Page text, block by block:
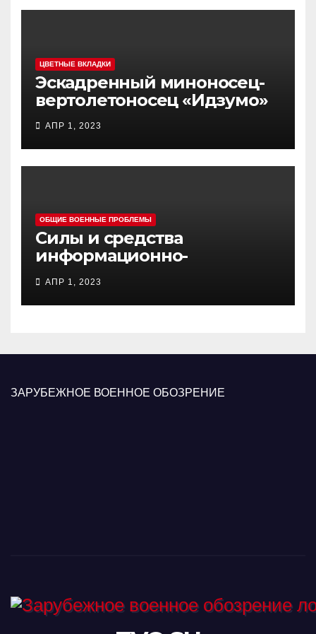
ЦВЕТНЫЕ ВКЛАДКИ
Эскадренный миноносец-
вертолетоносец «Идзумо»
АПР 1, 2023
ОБЩИЕ ВОЕННЫЕ ПРОБЛЕМЫ
Силы и средства
информационно-
психологических операций
вооруженных сил Украины
АПР 1, 2023
ЗАРУБЕЖНОЕ ВОЕННОЕ ОБОЗРЕНИЕ